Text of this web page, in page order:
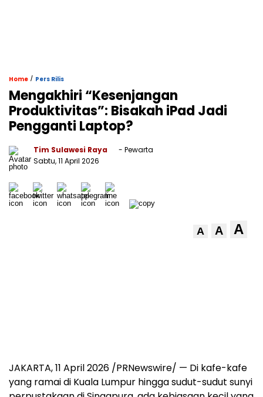
Home / Pers Rilis
Mengakhiri “Kesenjangan
Produktivitas”: Bisakah iPad Jadi
Pengganti Laptop?
Tim Sulawesi Raya
- Pewarta
Sabtu, 11 April 2026
A A A
JAKARTA, 11 April 2026 /PRNewswire/ — Di kafe-kafe
yang ramai di Kuala Lumpur hingga sudut-sudut sunyi